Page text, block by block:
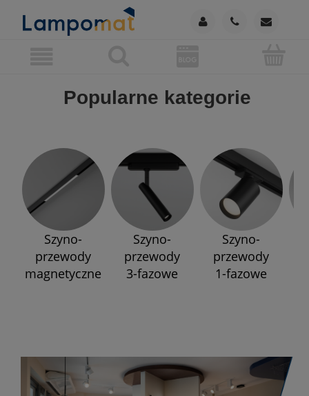
Popularne kategorie
Szyno-
przewody
magnetyczne
Szyno-
przewody
3-fazowe
Szyno-
przewody
1-fazowe